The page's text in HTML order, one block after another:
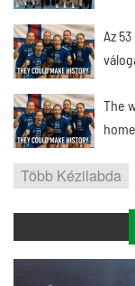
Az
The
Több Kézilabda